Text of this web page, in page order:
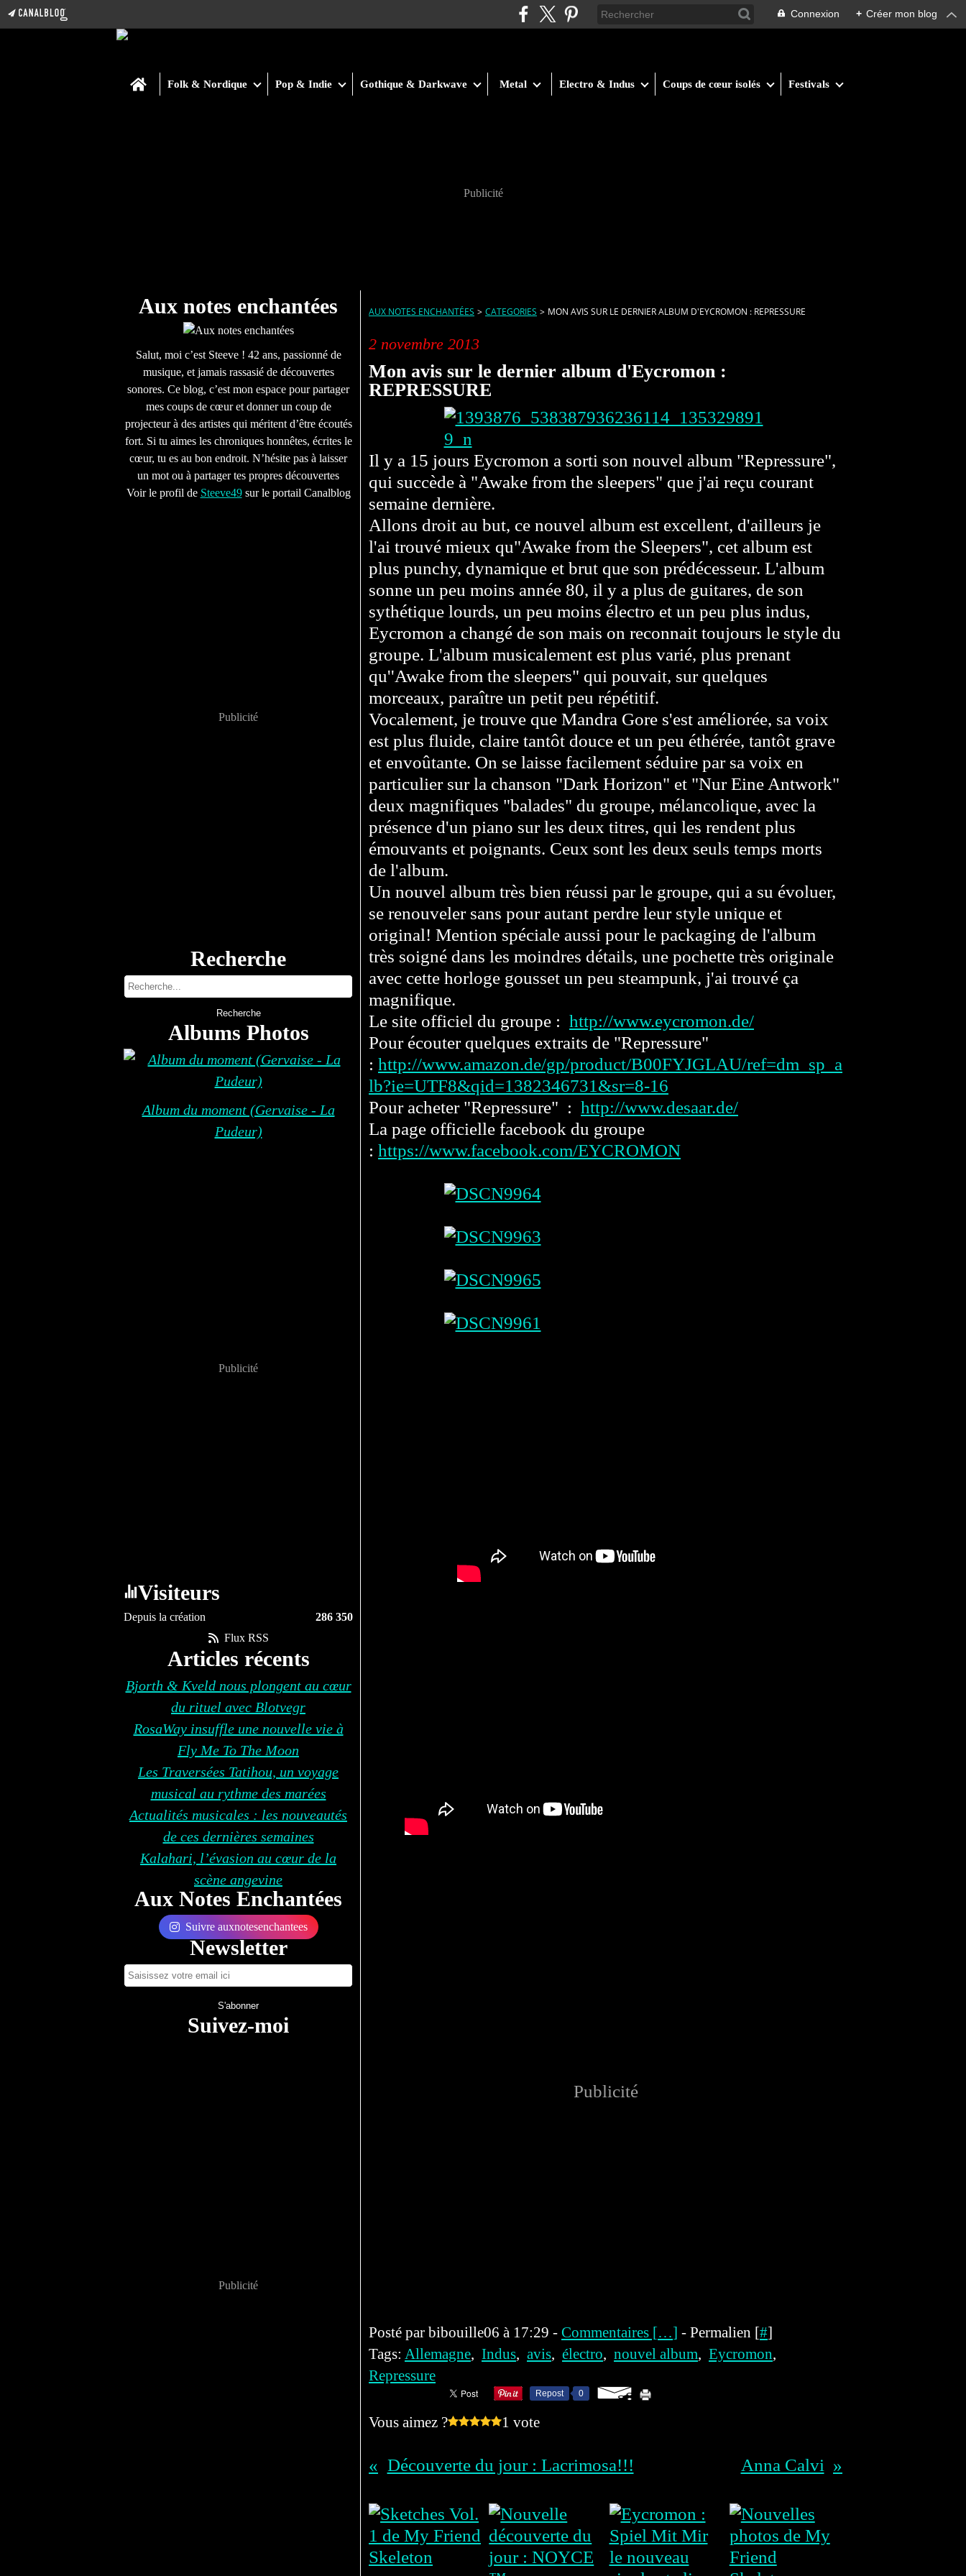
Connexion + Créer mon blog
Home
Folk & Nordique Pop & Indie Gothique & Darkwave Metal Electro & Indus Coups de cœur isolés Festivals
Publicité
Aux notes enchantées
Salut, moi c’est Steeve ! 42 ans, passionné de
musique, et jamais rassasié de découvertes
sonores. Ce blog, c’est mon espace pour partager
mes coups de cœur et donner un coup de
projecteur à des artistes qui méritent d’être écoutés
fort. Si tu aimes les chroniques honnêtes, écrites le
cœur, tu es au bon endroit. N’hésite pas à laisser
un mot ou à partager tes propres découvertes
Voir le profil de Steeve49sur le portail Canalblog
Publicité
Recherche
Albums Photos
Album du moment (Gervaise - La
Pudeur)
Publicité
Visiteurs
Depuis la création
286 350
Flux RSS
Articles récents
Bjorth & Kveld nous plongent au cœur
du rituel avec Blotvegr
RosaWay insuffle une nouvelle vie à
Fly Me To The Moon
Les Traversées Tatihou, un voyage
musical au rythme des marées
Actualités musicales : les nouveautés
de ces dernières semaines
Kalahari, l’évasion au cœur de la
scène angevine
Aux Notes Enchantées
Suivre auxnotesenchantees
Newsletter
Suivez-moi
Publicité
AUX NOTES ENCHANTÉES > CATEGORIES > MON AVIS SUR LE DERNIER ALBUM D'EYCROMON : REPRESSURE
2 novembre 2013
Mon avis sur le dernier album d'Eycromon :
REPRESSURE
Il y a 15 jours Eycromon a sorti son nouvel album "Repressure",
qui succède à "Awake from the sleepers" que j'ai reçu courant
semaine dernière.
Allons droit au but, ce nouvel album est excellent, d'ailleurs je
l'ai trouvé mieux qu"Awake from the Sleepers", cet album est
plus punchy, dynamique et brut que son prédécesseur. L'album
sonne un peu moins année 80, il y a plus de guitares, de son
sythétique lourds, un peu moins électro et un peu plus indus,
Eycromon a changé de son mais on reconnait toujours le style du
groupe. L'album musicalement est plus varié, plus prenant
qu''Awake from the sleepers" qui pouvait, sur quelques
morceaux, paraître un petit peu répétitif.
Vocalement, je trouve que Mandra Gore s'est améliorée, sa voix
est plus fluide, claire tantôt douce et un peu éthérée, tantôt grave
et envoûtante. On se laisse facilement séduire par sa voix en
particulier sur la chanson "Dark Horizon" et "Nur Eine Antwork"
deux magnifiques "balades" du groupe, mélancolique, avec la
présence d'un piano sur les deux titres, qui les rendent plus
émouvants et poignants. Ceux sont les deux seuls temps morts
de l'album.
Un nouvel album très bien réussi par le groupe, qui a su évoluer,
se renouveler sans pour autant perdre leur style unique et
original! Mention spéciale aussi pour le packaging de l'album
très soigné dans les moindres détails, une pochette très originale
avec cette horloge gousset un peu steampunk, j'ai trouvé ça
magnifique.
Le site officiel du groupe : http://www.eycromon.de/
Pour écouter quelques extraits de "Repressure"
: http://www.amazon.de/gp/product/B00FYJGLAU/ref=dm_sp_a
lb?ie=UTF8&qid=1382346731&sr=8-16
Pour acheter "Repressure" : http://www.desaar.de/
La page officielle facebook du groupe
: https://www.facebook.com/EYCROMON
Publicité
Posté par bibouille06 à 17:29 - Commentaires […] - Permalien [#]
Tags: Allemagne, Indus, avis, électro, nouvel album, Eycromon,
Repressure
Repost 0
Vous aimez ? 1 vote
Découverte du jour : Lacrimosa!!! Anna Calvi